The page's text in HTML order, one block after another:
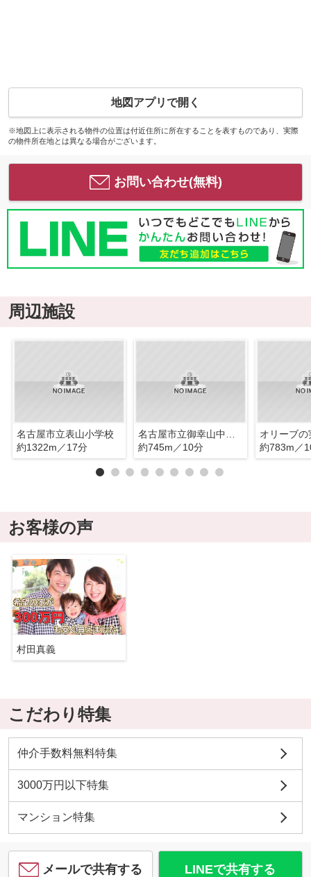
地図アプリで開く
※地図上に表示される物件の位置は付近住所に所在することを表すものであり、実際
の物件所在地とは異なる場合がございます。
お問い合わせ(無料)
周辺施設
名古屋市立表山小学校
約1322m／17分
約745m／10分
オリーブの
約783m／
お客様の声
村田真義
こだわり特集
仲介手数料無料特集
3000万円以下特集
マンション特集
メールで共有する LINEで共有する